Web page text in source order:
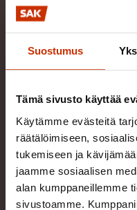
Suostumus
Tämä sivusto käyttää
Käytämme evästeitä
räätälöimiseen,
tukemiseen ja
jaamme sosiaalisen
alan kumppaneillemme
sivustoamme.
Riitta Työläjärvi
Asiantuntijalääkäri
Työehdot
040 827 2988